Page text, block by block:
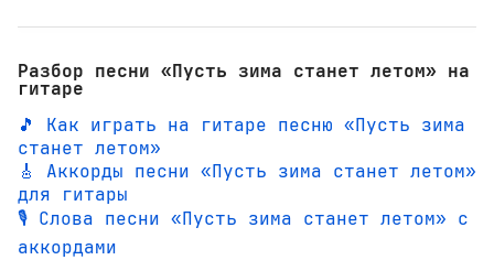
Разбор песни «Пусть зима станет летом» на
гитаре
🎵 Как играть на гитаре песню «Пусть зима
станет летом»
🎸 Аккорды песни «Пусть зима станет летом»
для гитары
🎙️ Слова песни «Пусть зима станет летом» с
аккордами